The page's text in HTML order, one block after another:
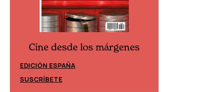
Cine desde los márgenes
EDICIÓN ESPAÑA
SUSCRÍBETE